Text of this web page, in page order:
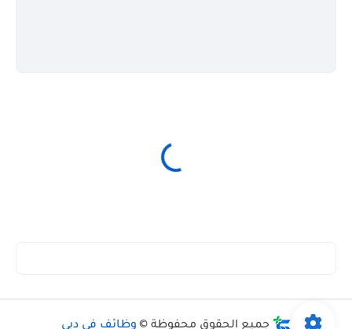
جميع الحقوق محفوظة © وظائف فى دبي